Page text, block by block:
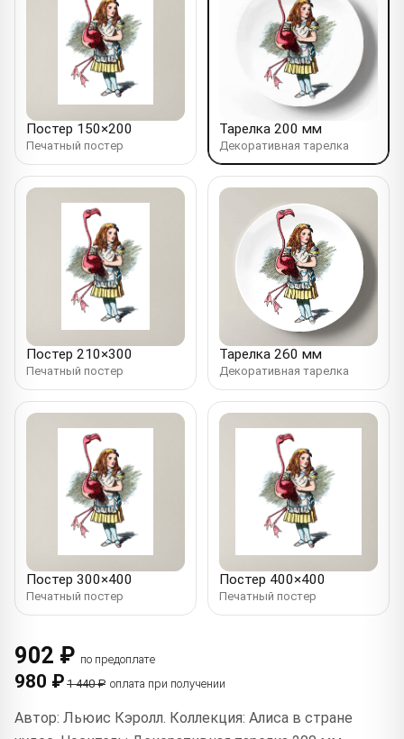
Постер 150×200
Печатный постер
Тарелка 200 мм
Декоративная тарелка
Постер 210×300
Печатный постер
Тарелка 260 мм
Декоративная тарелка
Постер 300×400
Печатный постер
Постер 400×400
Печатный постер
902 ₽ по предоплате
980 ₽ 1 440 ₽ оплата при получении
Автор: Льюис Кэролл. Коллекция: Алиса в стране